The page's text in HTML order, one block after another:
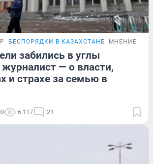
БЕСПОРЯДКИ В КАЗАХСТАНЕ МНЕНИЕ
забились в углы
— о власти,
и страхе за семью в
6 117 21